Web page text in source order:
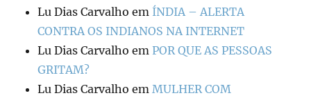
Lu Dias Carvalho em ÍNDIA – ALERTA
CONTRA OS INDIANOS NA INTERNET
Lu Dias Carvalho em POR QUE AS PESSOAS
GRITAM?
Lu Dias Carvalho em MULHER COM